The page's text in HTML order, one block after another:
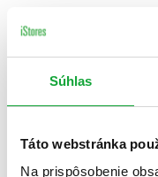
Súhlas
Táto webstránka
Na prispôsobenie